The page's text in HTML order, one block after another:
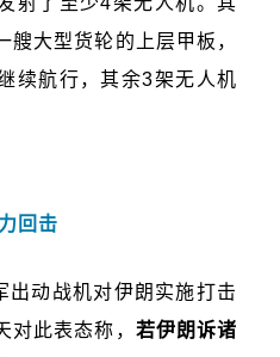
艘大型货轮的上层甲板，
续航行，其余3架无人机
回击
出动战机对伊朗实施打击
对此表态称， 若伊朗诉诸